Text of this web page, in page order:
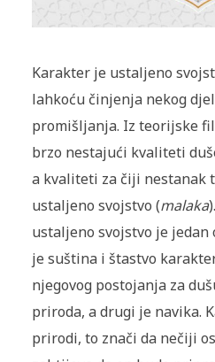
Karakter je ustaljeno
lahkoću činjenja nekog
promišljanja. Iz teorijske
brzo nestajući kvaliteti
a kvaliteti za čiji nestanak
ustaljeno svojstvo (malaka
ustaljeno svojstvo je jedan
je suština i štastvo
njegovog postojanja za
priroda, a drugi je navika.
prirodi, to znači da nečiji